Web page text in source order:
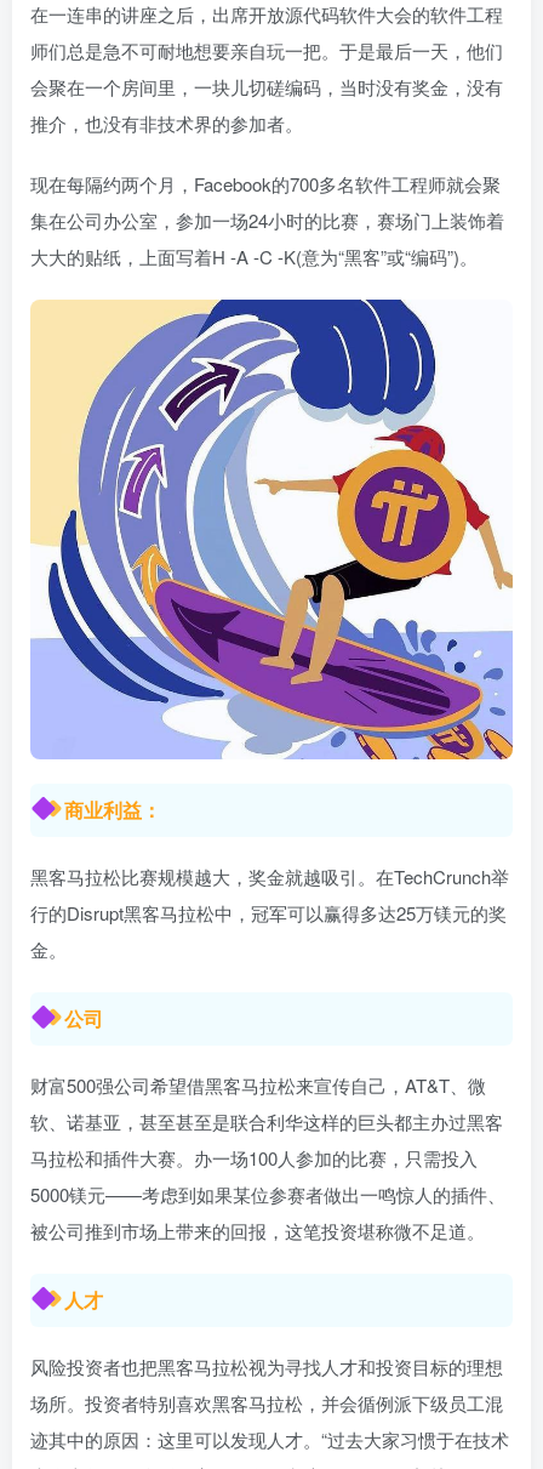
在一连串的讲座之后，出席开放源代码软件大会的软件工程
师们总是急不可耐地想要亲自玩一把。于是最后一天，他们
会聚在一个房间里，一块儿切磋编码，当时没有奖金，没有
推介，也没有非技术界的参加者。
现在每隔约两个月，Facebook的700多名软件工程师就会聚
集在公司办公室，参加一场24小时的比赛，赛场门上装饰着
大大的贴纸，上面写着H -A -C -K(意为“黑客”或“编码”)。
商业利益：
黑客马拉松比赛规模越大，奖金就越吸引。在TechCrunch举
行的Disrupt黑客马拉松中，冠军可以赢得多达25万镁元的奖
金。
公司
财富500强公司希望借黑客马拉松来宣传自己，AT&T、微
软、诺基亚，甚至甚至是联合利华这样的巨头都主办过黑客
马拉松和插件大赛。办一场100人参加的比赛，只需投入
5000镁元——考虑到如果某位参赛者做出一鸣惊人的插件、
被公司推到市场上带来的回报，这笔投资堪称微不足道。
人才
风险投资者也把黑客马拉松视为寻找人才和投资目标的理想
场所。投资者特别喜欢黑客马拉松，并会循例派下级员工混
迹其中的原因：这里可以发现人才。“过去大家习惯于在技术